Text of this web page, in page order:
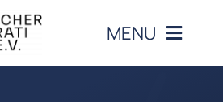
MENU